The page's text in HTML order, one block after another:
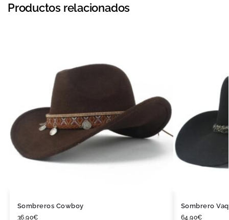
Productos relacionados
Sombreros Cowboy
36.90€
Sombrero
64.90€